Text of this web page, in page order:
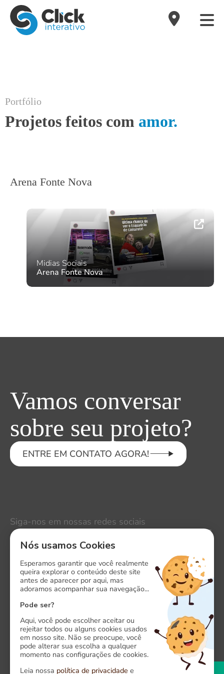
Portfólio
Projetos feitos com amor.
Arena Fonte Nova
Midias Sociais
Arena Fonte Nova
Vamos conversar
sobre seu projeto?
ENTRE EM CONTATO AGORA!
Siga-nos em nossas redes sociais
LinkedIn
Instagram
Facebook
X
Onde estamos
Nós usamos Cookies
Esperamos garantir que você realmente
queira explorar o conteúdo deste site
antes de aparecer por aqui, mas
adoramos acompanhar sua navegação...
Pode ser?
Aqui, você pode escolher aceitar ou
rejeitar todos ou alguns cookies usados
em nosso site. Não se preocupe, você
pode alterar sua escolha a qualquer
momento nas configurações de cookies.
Leia nossa política de privacidade e